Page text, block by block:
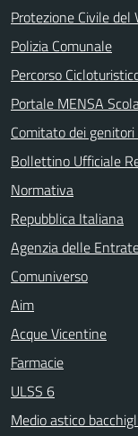
Protezione Civile del
Polizia Comunale
Percorso
Portale MENSA
Comitato dei
Bollettino Ufficiale
Normativa
Repubblica Italiana
Agenzia delle
Comuniverso
Aim
Acque Vicentine
Farmacie
ULSS 6
Medio astico